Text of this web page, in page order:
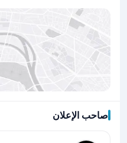
صاحب الإعلان